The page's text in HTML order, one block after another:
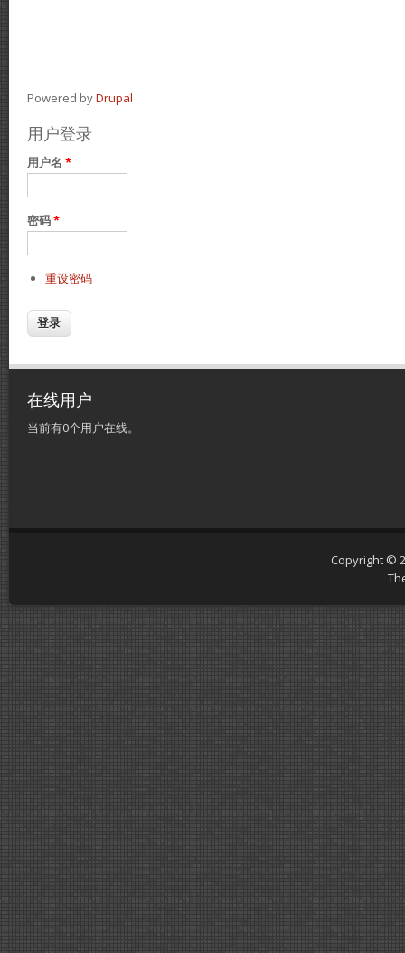
Powered byDrupal
用户登录
用户名 *
密码*
重设密码
在线用户
当前有0个用户在线。
Copyright ©